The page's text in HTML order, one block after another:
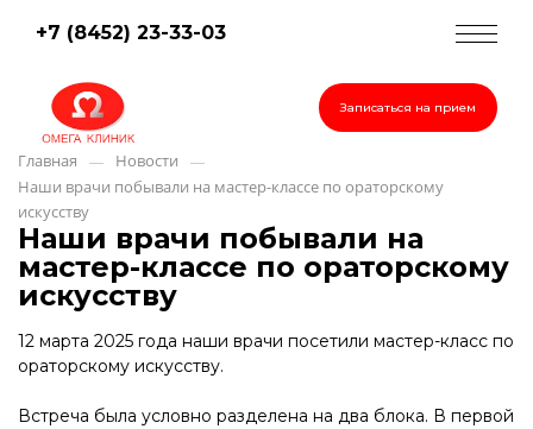
Записаться на прием
+7 (8452) 23-33-03
Главная — Новости —
Наши врачи побывали на мастер-классе по ораторскому
искусству
Наши врачи побывали на
мастер-классе по ораторскому
искусству
12 марта 2025 года наши врачи посетили мастер-класс по
ораторскому искусству.
Встреча была условно разделена на два блока. В первой